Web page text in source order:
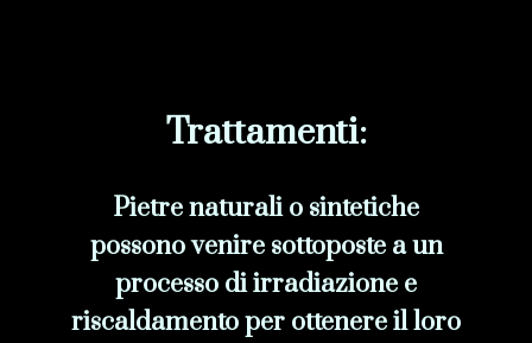
Trattamenti:
Pietre naturali o sintetiche
possono venire sottoposte a un
processo di irradiazione e
riscaldamento per ottenere il loro